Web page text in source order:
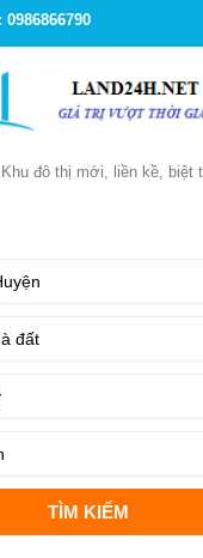
0986866790
Khu đô thị mới, liền kề, biệt